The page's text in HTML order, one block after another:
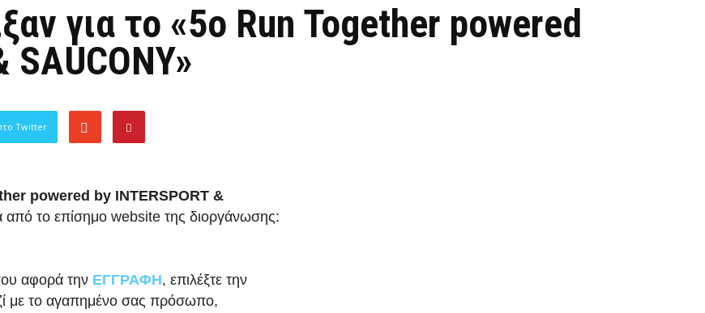
για το «5ο Run Together powered
SAUCONY»
Twitter
powered by INTERSPORT &
από το επίσημο website της διοργάνωσης:
αφορά την ΕΓΓΡΑΦΗ, επιλέξτε την
με το αγαπημένο σας πρόσωπο,